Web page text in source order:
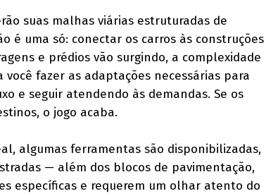
suas malhas viárias estruturadas de
é uma só: conectar os carros às construções
e prédios vão surgindo, a complexidade
fazer as adaptações necessárias para
e seguir atendendo às demandas. Se os
o jogo acaba.
algumas ferramentas são disponibilizadas,
— além dos blocos de pavimentação,
específicas e requerem um olhar atento do